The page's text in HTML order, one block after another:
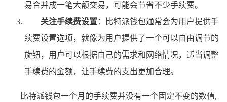
易合并成一笔大额交易，可能会节省不少手续费。
关注手续费设置：比特派钱包通常会为用户提供手
续费设置选项，就像为用户提供了一个可以自由调节的
旋钮，用户可以根据自己的需求和网络情况，适当调整
手续费的金额，让手续费的支出更加合理。
比特派钱包一个月的手续费并没有一个固定不变的数值,